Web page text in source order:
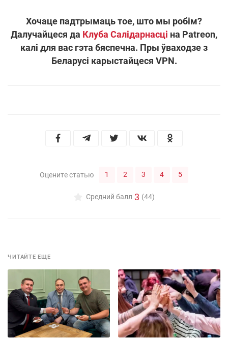
Хочаце падтрымаць тое, што мы робім?
Далучайцеся да Клуба Салідарнасці на Patreon,
калі для вас гэта бяспечна. Пры ўваходзе з
Беларусі карыстайцеся VPN.
Оцените статью 1 2 3 4 5
Средний балл 3 (44)
ЧИТАЙТЕ ЕЩЕ